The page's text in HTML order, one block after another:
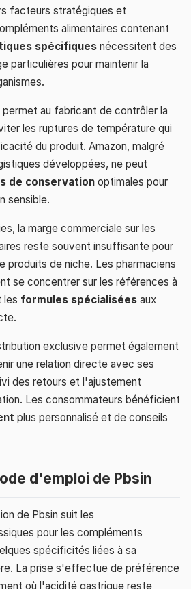
facteurs stratégiques et
alimentaires contenant
spécifiques nécessitent des
particulières pour maintenir la
au fabricant de contrôler la
les ruptures de température qui
du produit. Amazon, malgré
développées, ne peut
de conservation optimales pour
sensible.
la marge commerciale sur les
reste souvent insuffisante pour
produits de niche. Les pharmaciens
se concentrer sur les références à
les formules spécialisées aux
exclusive permet également
une relation directe avec ses
des retours et l'ajustement
Les consommateurs bénéficient
plus personnalisé et de conseils
d'emploi de Pbsin
de Pbsin suit les
pour les compléments
spécificités liées à sa
La prise s'effectue de préférence
où l'acidité gastrique reste